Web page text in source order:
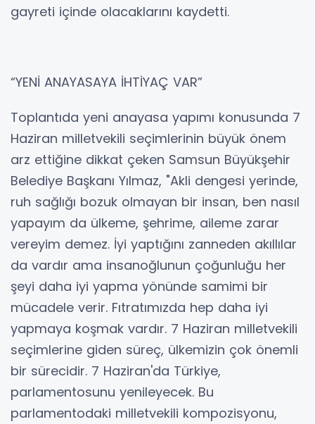
gayreti içinde olacaklarını kaydetti.
“YENİ ANAYASAYA İHTİYAÇ VAR”
Toplantıda yeni anayasa yapımı konusunda 7
Haziran milletvekili seçimlerinin büyük önem
arz ettiğine dikkat çeken Samsun Büyükşehir
Belediye Başkanı Yılmaz, "Akli dengesi yerinde,
ruh sağlığı bozuk olmayan bir insan, ben nasıl
yapayım da ülkeme, şehrime, aileme zarar
vereyim demez. İyi yaptığını zanneden akıllılar
da vardır ama insanoğlunun çoğunluğu her
şeyi daha iyi yapma yönünde samimi bir
mücadele verir. Fıtratımızda hep daha iyi
yapmaya koşmak vardır. 7 Haziran milletvekili
seçimlerine giden süreç, ülkemizin çok önemli
bir sürecidir. 7 Haziran'da Türkiye,
parlamentosunu yenileyecek. Bu
parlamentodaki milletvekili kompozisyonu,